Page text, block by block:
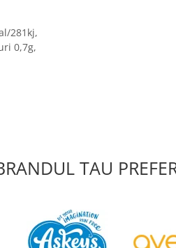
281kj,
0,7g,
TAU